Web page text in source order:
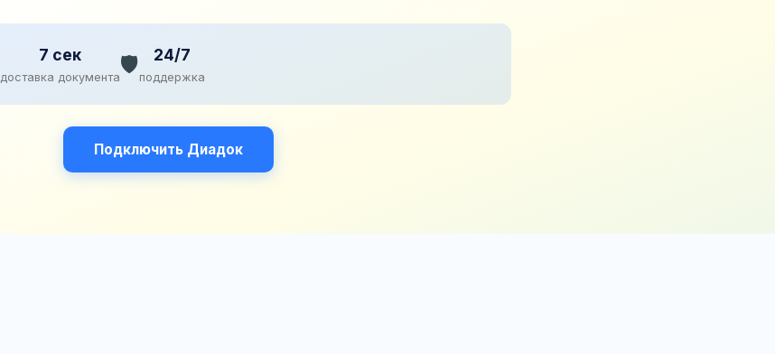
7 сек
доставка документа🛡️ 24/7
поддержка
Подключить Диадок